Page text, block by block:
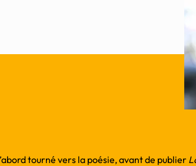
tourné vers la poésie, avant de publier